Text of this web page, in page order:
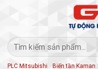
Tìm
kiếm:
PLC Mitsubishi Biến tần Kaman